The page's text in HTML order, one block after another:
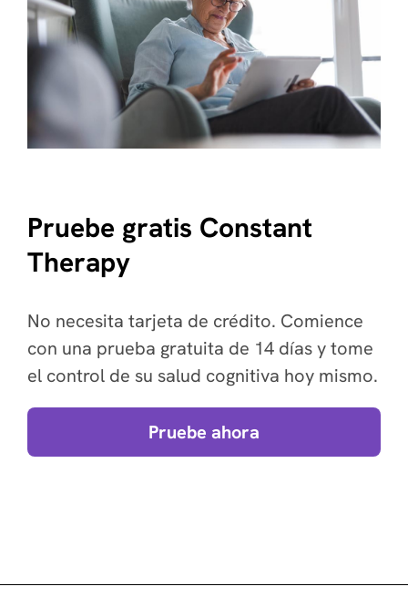
Pruebe gratis Constant
Therapy
No necesita tarjeta de crédito. Comience
con una prueba gratuita de 14 días y tome
el control de su salud cognitiva hoy mismo.
Pruebe ahora